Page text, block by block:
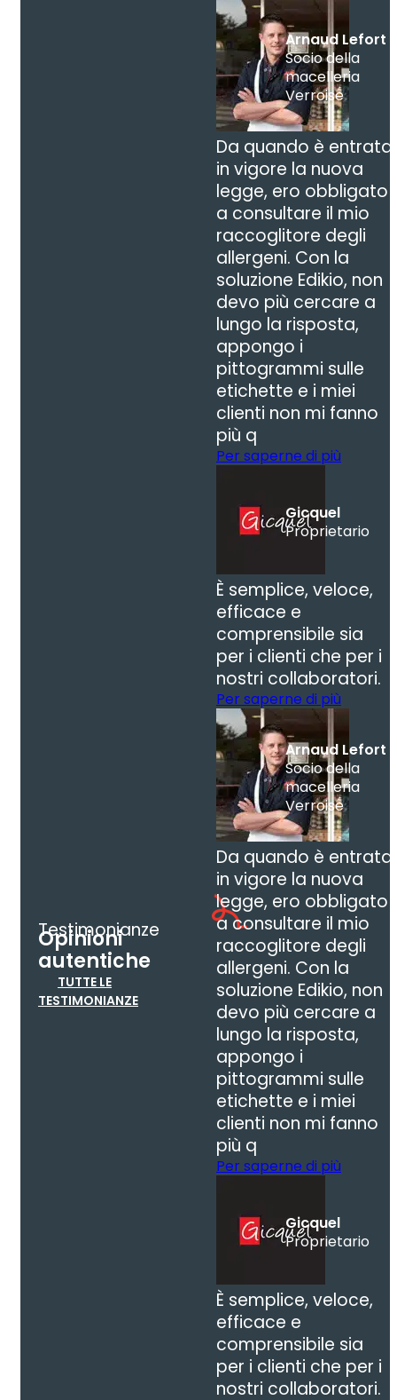
Testimonianze
Opinioni
autentiche
TUTTE LE
TESTIMONIANZE
Arnaud Lefort
Socio della
macelleria
Verroise
Da quando è entrata
in vigore la nuova
legge, ero obbligato
a consultare il mio
raccoglitore degli
allergeni. Con la
soluzione Edikio, non
devo più cercare a
lungo la risposta,
appongo i
pittogrammi sulle
etichette e i miei
clienti non mi fanno
più q
Per saperne di più
Gicquel
Proprietario
È semplice, veloce,
efficace e
comprensibile sia
per i clienti che per i
nostri collaboratori.
Per saperne di più
Arnaud Lefort
Socio della
macelleria
Verroise
Da quando è entrata
in vigore la nuova
legge, ero obbligato
a consultare il mio
raccoglitore degli
allergeni. Con la
soluzione Edikio, non
devo più cercare a
lungo la risposta,
appongo i
pittogrammi sulle
etichette e i miei
clienti non mi fanno
più q
Per saperne di più
Gicquel
Proprietario
È semplice, veloce,
efficace e
comprensibile sia
per i clienti che per i
nostri collaboratori.